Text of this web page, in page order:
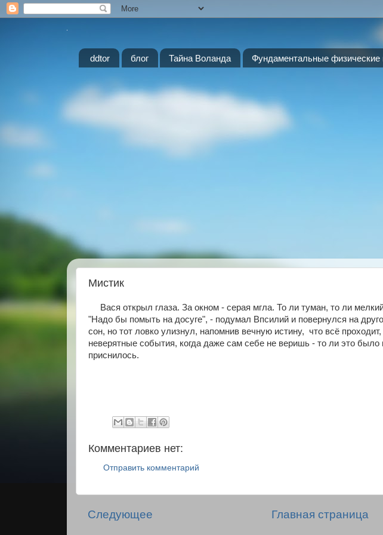
ddtor блог Тайна Воланда Фундаментальные
Мистик
Вася открыл глаза. За окном - серая мгла. То ли туман, то ли
"Надо бы помыть на досуге", - подумал Впсилий и повернулся на
сон, но тот ловко улизнул, напомнив вечную истину, что всё
неверятные события, когда даже сам себе не веришь - то ли это
приснилось.
Комментариев нет:
Отправить комментарий
Следующее Главная страница